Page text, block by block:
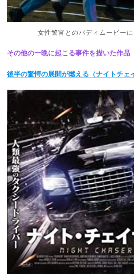
女性警官とのバディムービー
その他の一晩に起こる事件を描いた作品
後半の驚愕の展開が燃える（ナイトチェ